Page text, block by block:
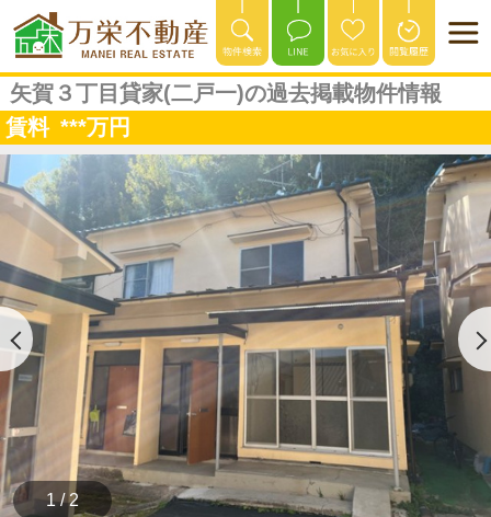
矢賀３丁目貸家(二戸一)の過去掲載物件情報
賃料 ***万円
1 / 2